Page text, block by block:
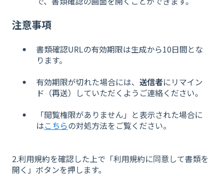
注意事項
書類確認URLの有効期限は生成から10日間とな
ります。
有効期限が切れた場合には、 送信者にリマイン
ド（再送）していただくようご連絡ください。
「閲覧権限がありません」と表示された場合に
はこちらの対処方法をご覧ください。
2.利用規約を確認した上で「利用規約に同意して書類を
開く」ボタンを押します。